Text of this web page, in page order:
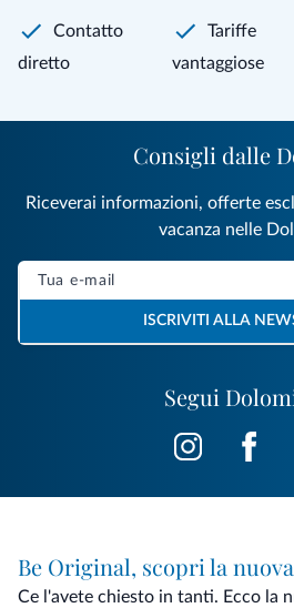
Contatto
diretto
Tariffe
vantaggiose
Segui
Consigli dalle
Riceverai informazioni, offerte
vacanza nelle
ISCRIVITI ALLA
Be Original, scopri la
Ce l'avete chiesto in tanti. Ecco la